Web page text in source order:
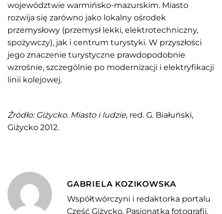
województwie warmińsko-mazurskim. Miasto
rozwija się zarówno jako lokalny ośrodek
przemysłowy (przemysł lekki, elektrotechniczny,
spożywczy), jak i centrum turystyki. W przyszłości
jego znaczenie turystyczne prawdopodobnie
wzrośnie, szczególnie po modernizacji i elektryfikacji
linii kolejowej.
Źródło: Giżycko. Miasto i ludzie, red. G. Białuński,
Giżycko 2012.
GABRIELA KOZIKOWSKA
Współtwórczyni i redaktorka portalu
Cześć Giżycko. Pasjonatka fotografii,